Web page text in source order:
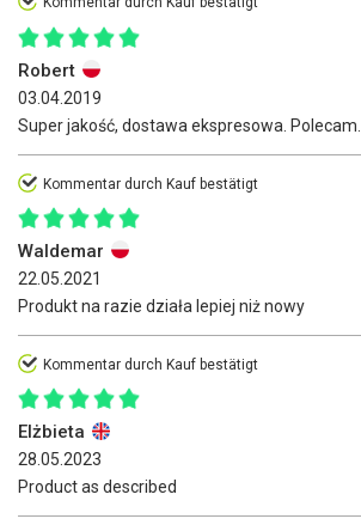
Robert
03.04.2019
Super jakość, dostawa ekspresowa. Polecam.
Kommentar durch Kauf bestätigt
Waldemar
22.05.2021
Produkt na razie działa lepiej niż nowy
Kommentar durch Kauf bestätigt
Elżbieta
28.05.2023
Product as described